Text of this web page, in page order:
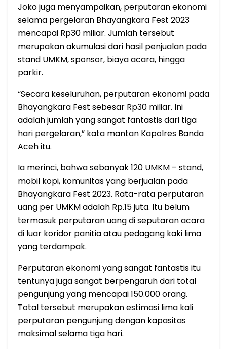
Joko juga menyampaikan, perputaran ekonomi
selama pergelaran Bhayangkara Fest 2023
mencapai Rp30 miliar. Jumlah tersebut
merupakan akumulasi dari hasil penjualan pada
stand UMKM, sponsor, biaya acara, hingga
parkir.
“Secara keseluruhan, perputaran ekonomi pada
Bhayangkara Fest sebesar Rp30 miliar. Ini
adalah jumlah yang sangat fantastis dari tiga
hari pergelaran,” kata mantan Kapolres Banda
Aceh itu.
Ia merinci, bahwa sebanyak 120 UMKM – stand,
mobil kopi, komunitas yang berjualan pada
Bhayangkara Fest 2023. Rata-rata perputaran
uang per UMKM adalah Rp.15 juta. Itu belum
termasuk perputaran uang di seputaran acara
di luar koridor panitia atau pedagang kaki lima
yang terdampak.
Perputaran ekonomi yang sangat fantastis itu
tentunya juga sangat berpengaruh dari total
pengunjung yang mencapai 150.000 orang.
Total tersebut merupakan estimasi lima kali
perputaran pengunjung dengan kapasitas
maksimal selama tiga hari.